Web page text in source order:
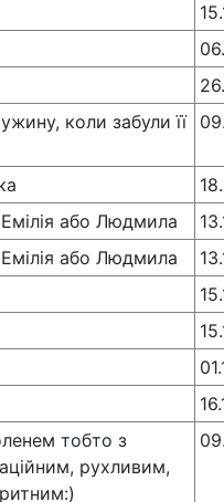
коли забули її
або Людмила
або Людмила
тобто з
рухливим,